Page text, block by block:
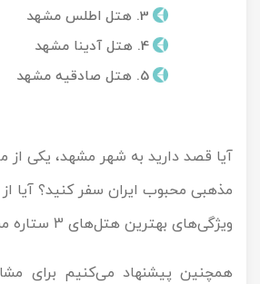
3. هتل اطلس مشهد
4. هتل آدینا مشهد
5. هتل صادقیه مشهد
آیا قصد دارید به شهر مشهد، یکی از
مذهبی محبوب ایران سفر کنید؟ آیا از
ویژگی‌های بهترین هتل‌های 3 ستاره
همچنین پیشنهاد می‌کنیم برای
تور کویر مصر
تور کویر ابوزیدآباد
تور کیش از ساری
تور زیارتی اقساطی